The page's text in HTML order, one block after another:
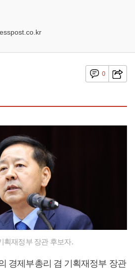
0
획재정부 장관 후보자.
경제부총리 겸 기획재정부 장관